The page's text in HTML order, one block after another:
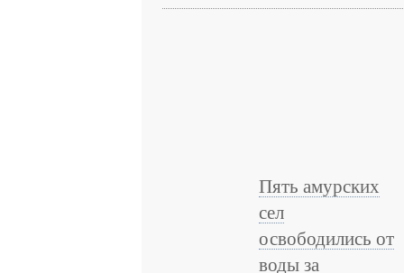
Пять амурских
сел
освободились от
воды за